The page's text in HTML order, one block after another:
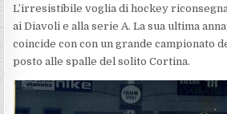
L’irresistibile voglia di hockey
ai Diavoli e alla serie A. La sua ultima
coincide con con un grande campionato
posto alle spalle del solito Cortina.